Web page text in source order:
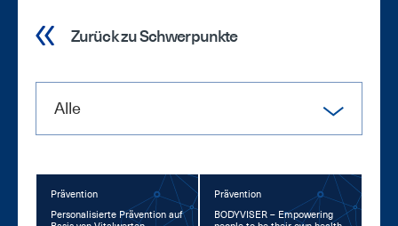
Zurück zu Schwerpunkte
Alle
Prävention
Per­so­na­li­sier­te Prä­ven­ti­on auf
Prävention
BO­DY­VI­SER – Em­power­ing